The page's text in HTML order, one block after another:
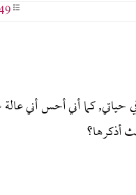
حياتي, كما أني أحس أني
أذكرها؟